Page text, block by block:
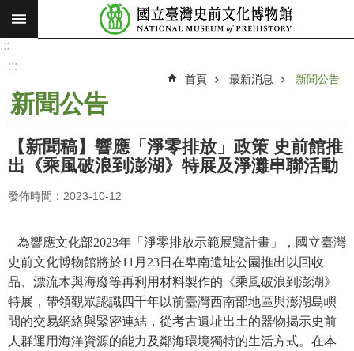
跳到主要內容區塊
搜
願
景
使
命
最
消
息
參
觀
展
:::
:::
首頁 最新消息 新聞公告
新聞公告
【新聞稿】響應「淨零排放」政策 史前館推
出《乘風破浪到澎湖》特展及淨灘串聯活動
發佈時間：2023-10-12
為響應文化部2023年「淨零排放示範展覽計畫」，國立臺灣
史前文化博物館將於11 月 23日在卑南遺址公園推出以回收
品、漂流木與海廢等再利用材料製作的《乘風破浪到澎湖》
特展，帶領觀眾認識四千年以前臺灣西南部地區與澎湖島嶼
間的交易網絡與緊密連結，從考古遺址出土的器物揭示史前
人群運用海洋資源的能力及鄰海環境獨特的生活方式。在本